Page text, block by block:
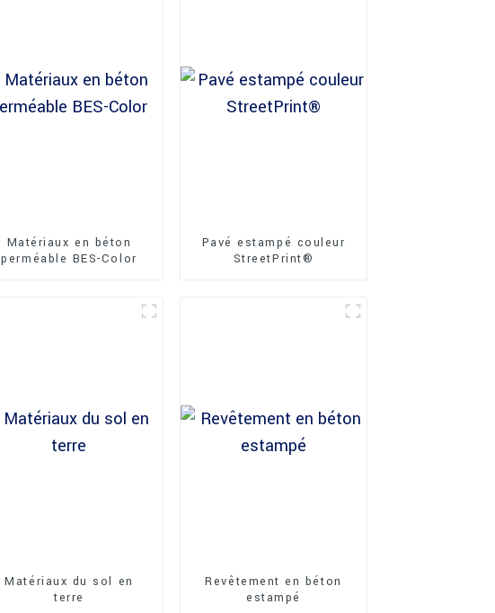
Matériaux en béton
perméable BES-Color
Pavé estampé couleur
StreetPrint®
Matériaux du sol en
terre
Revêtement en béton
estampé